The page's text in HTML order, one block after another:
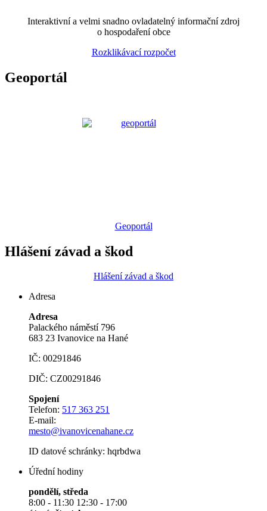
Interaktivní a velmi snadno ovladatelný informační zdroj
o hospodaření obce
Rozklikávací rozpočet
Geoportál
Geoportál
Hlášení závad a škod
Hlášení závad a škod
Adresa
Adresa
Palackého náměstí 796
683 23 Ivanovice na Hané
IČ: 00291846
DIČ: CZ00291846
Spojení
Telefon: 517 363 251
E-mail:
mesto@ivanovicenahane.cz
ID datové schránky: hqrbdwa
Úřední hodiny
pondělí, středa
8:00 - 11:30 12:30 - 17:00